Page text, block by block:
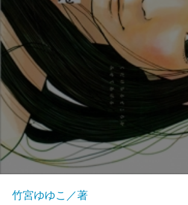
竹宮ゆゆこ／著